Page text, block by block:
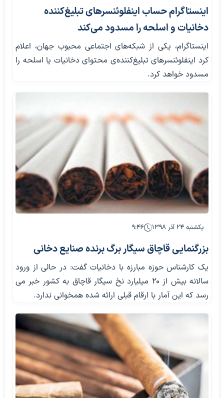
اینستاگرام حساب اینفلوئنسرهای تبلیغ‌کننده
دخانیات و اسلحه را مسدود می‌کند
اینستاگرام، یکی از شبکه‌های اجتماعی محبوب جهان، اعلام
کرد اینفلوئنسرهای تبلیغ‌کننده‌ی محتوای دخانیات یا اسلحه را
مسدود خواهد کرد.
یکشنبه ۲۴ آذر ۱۳۹۸ ۹:۴۶
بزرگنمایی قاچاق سیگار برگ برنده صنایع دخانی
یک کارشناس حوزه مبارزه با دخانیات گفت: در حالی از ورود
سالانه بیش از ۲۰ میلیارد نخ سیگار قاچاق به کشور خبر می
رسد که این آمار با ارقام قبلی ارائه شده همخوانی ندارد.